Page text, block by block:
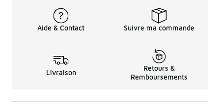
Aide & Contact Suivre ma commande
Livraison
Retours &
Remboursements